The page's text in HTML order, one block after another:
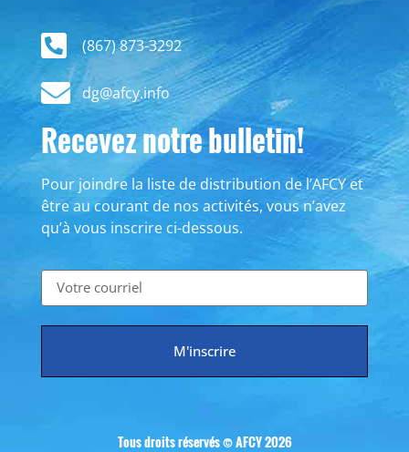
(867) 873-3292
dg@afcy.info
Recevez notre bulletin!
Pour joindre la liste de distribution de l’AFCY et
être au courant de nos activités, vous n’avez
qu’à vous inscrire ci-dessous.
M'inscrire
Tous droits réservés © AFCY 2026